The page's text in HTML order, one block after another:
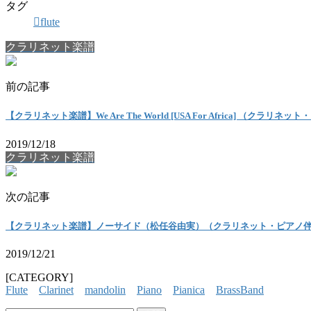
タグ
flute
クラリネット楽譜
前の記事
【クラリネット楽譜】We Are The World [USA For Africa] （クラリネット・
2019/12/18
クラリネット楽譜
次の記事
【クラリネット楽譜】ノーサイド（松任谷由実）（クラリネット・ピアノ伴
2019/12/21
[CATEGORY]
Flute
Clarinet mandolin Piano Pianica
BrassBand